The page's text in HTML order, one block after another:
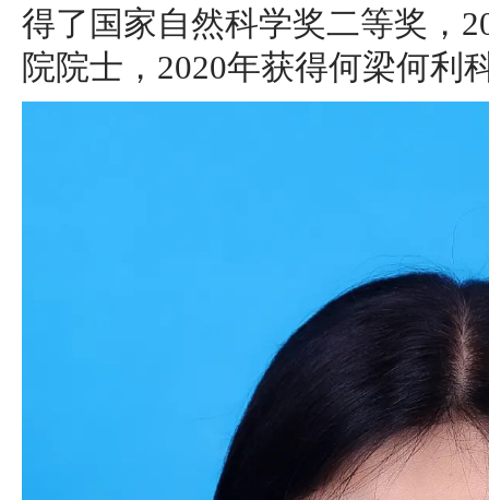
得了国家自然科学奖二等奖，
院院士，2020年获得何梁何利